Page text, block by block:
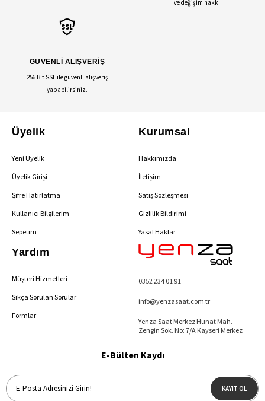
ve değişim hakkı.
GÜVENLİ ALIŞVERİŞ
256 Bit SSL ile güvenli alışveriş
yapabilirsiniz.
Üyelik
Yeni Üyelik
Üyelik Girişi
Şifre Hatırlatma
Kullanıcı Bilgilerim
Sepetim
Kurumsal
Hakkımızda
İletişim
Satış Sözleşmesi
Gizlilik Bildirimi
Yasal Haklar
Yardım
Müşteri Hizmetleri
Sıkça Sorulan Sorular
Formlar
0352 234 01 91
info@yenzasaat.com.tr
Yenza Saat Merkez Hunat Mah.
Zengin Sok. No: 7/A Kayseri Merkez
E-Bülten Kaydı
KAYIT OL